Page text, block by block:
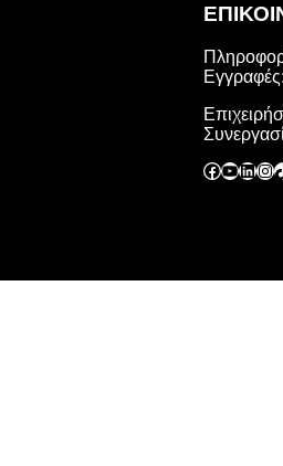
Facebook YouTube Linkedin InstagramTikTok